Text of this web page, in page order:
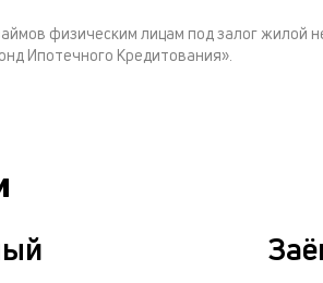
физическим лицам под залог жилой
Ипотечного Кредитования».